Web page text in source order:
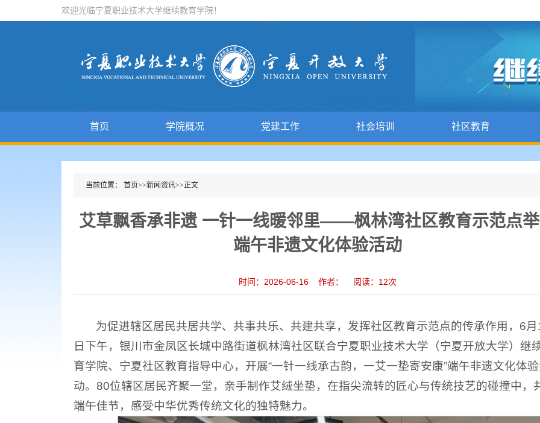
欢迎光临宁夏职业技术大学继续教育学院！
首页 学院概况 党建工作 社会培训 社区教育
当前位置： 首页>>新闻资讯>>正文
艾草飘香承非遗 一针一线暖邻里——枫林湾社区教育示范点
端午非遗文化体验活动
时间：2026-06-16 作者： 阅读： 12次
为促进辖区居民共居共学、共事共乐、共建共享，发挥社区教育示范点的传承作用，6月
日下午，银川市金凤区长城中路街道枫林湾社区联合宁夏职业技术大学（宁夏开放大学）继
育学院、宁夏社区教育指导中心，开展“一针一线承古韵，一艾一垫寄安康”端午非遗文化体
动。80位辖区居民齐聚一堂，亲手制作艾绒坐垫，在指尖流转的匠心与传统技艺的碰撞中，
端午佳节，感受中华优秀传统文化的独特魅力。